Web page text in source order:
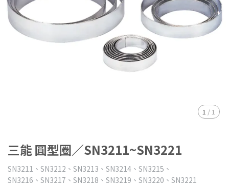
1 / 1
三能 圓型圈／SN3211~SN3221
SN3211、SN3212、SN3213、SN3214、SN3215、
SN3216、SN3217、SN3218、SN3219、SN3220、SN3221